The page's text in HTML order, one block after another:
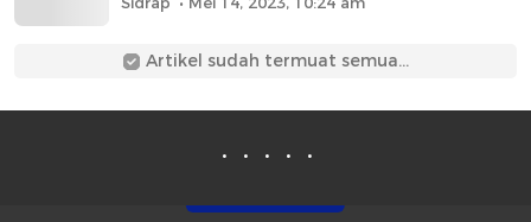
Artikel sudah termuat semua...